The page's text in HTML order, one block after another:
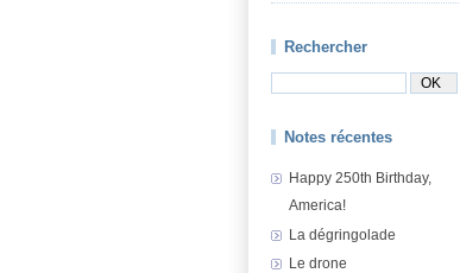
Rechercher
Notes récentes
Happy 250th Birthday,
America!
La dégringolade
Le drone